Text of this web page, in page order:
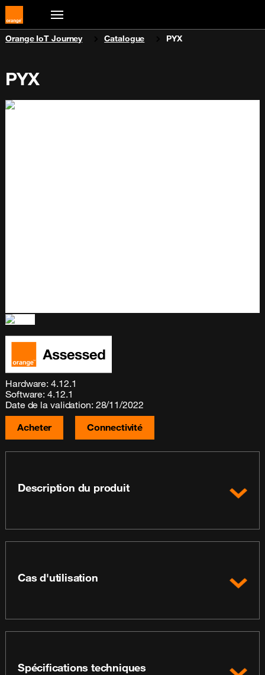
You are here:
Orange IoT Journey Catalogue PYX
PYX
Hardware: 4.12.1
Software: 4.12.1
Date de la validation: 28/11/2022
Acheter
Connectivité
Description du produit
Cas d'utilisation
Spécifications techniques